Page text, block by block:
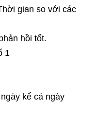
gian so với các
hồi tốt.
1
kể cả ngày